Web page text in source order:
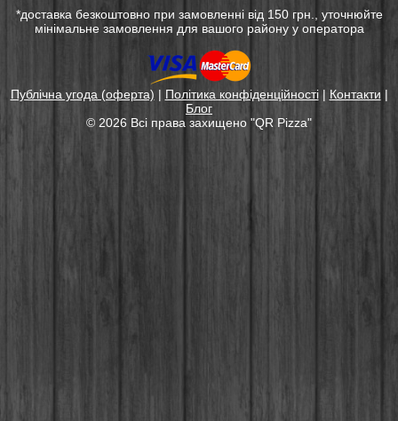
*доставка безкоштовно при замовленні від 150 грн., уточнюйте
мінімальне замовлення для вашого району у оператора
Публічна угода (оферта) | Політика конфіденційності| Контакти |
Блог
© 2026 Всі права захищенo "QR Pizza"